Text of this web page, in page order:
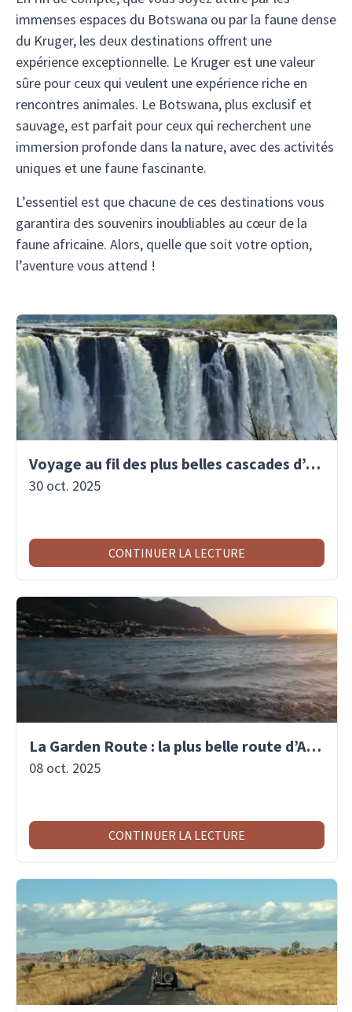
immenses espaces du Botswana ou par la faune dense
du Kruger, les deux destinations offrent une
expérience exceptionnelle. Le Kruger est une valeur
sûre pour ceux qui veulent une expérience riche en
rencontres animales. Le Botswana, plus exclusif et
sauvage, est parfait pour ceux qui recherchent une
immersion profonde dans la nature, avec des activités
uniques et une faune fascinante.
L’essentiel est que chacune de ces destinations vous
garantira des souvenirs inoubliables au cœur de la
faune africaine. Alors, quelle que soit votre option,
l’aventure vous attend !
Voyage au fil des plus belles cascades d’Afrique
30 oct. 2025
CONTINUER LA LECTURE
La Garden Route : la plus belle route d’Afrique du Sud
08 oct. 2025
CONTINUER LA LECTURE